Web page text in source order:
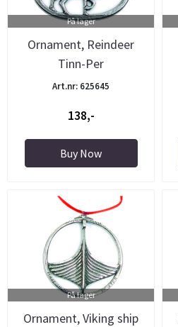
På lager
Ornament, Reindeer
Tinn-Per
Art.nr: 625645
138,-
Buy Now
På lager
Ornament, Viking ship